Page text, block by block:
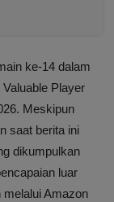
ke-14 dalam
Player
Meskipun
saat berita ini
dikumpulkan
luar
Amazon